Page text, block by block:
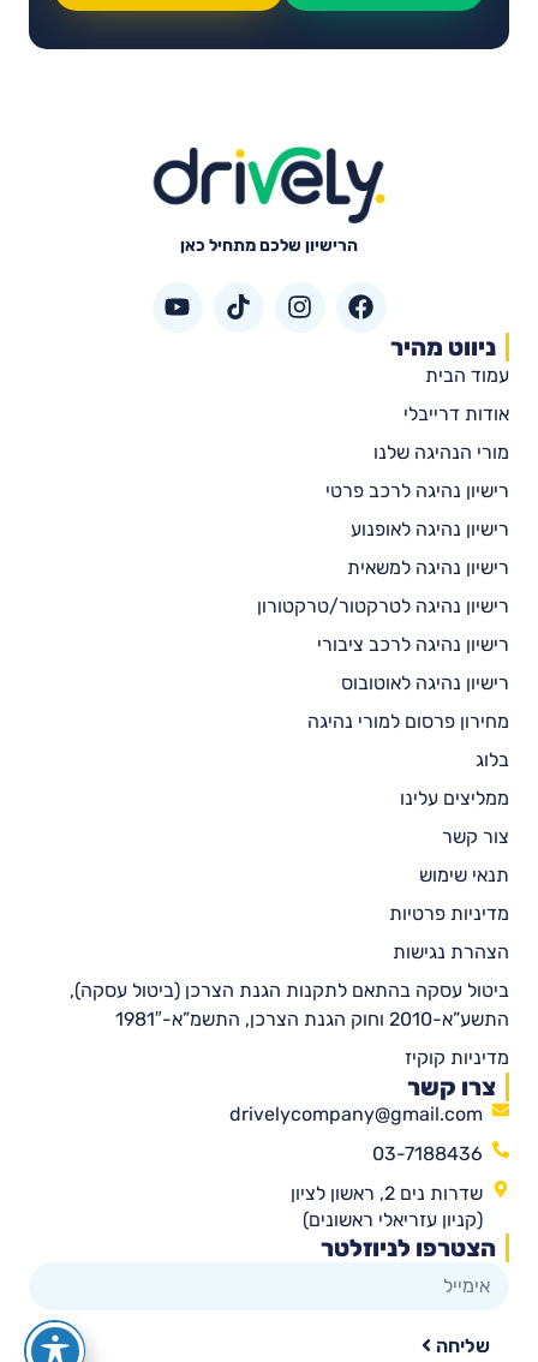
הרישיון שלכם מתחיל כאן
ניווט מהיר
עמוד הבית
אודות דרייבלי
מורי הנהיגה שלנו
רישיון נהיגה לרכב פרטי
רישיון נהיגה לאופנוע
רישיון נהיגה למשאית
רישיון נהיגה לטרקטור/טרקטורון
רישיון נהיגה לרכב ציבורי
רישיון נהיגה לאוטובוס
מחירון פרסום למורי נהיגה
בלוג
ממליצים עלינו
צור קשר
תנאי שימוש
מדיניות פרטיות
הצהרת נגישות
ביטול עסקה בהתאם לתקנות הגנת הצרכן (ביטול עסקה),
התשע”א-2010 וחוק הגנת הצרכן, התשמ”א-1981″
מדיניות קוקיז
צרו קשר
drivelycompany@gmail.com
03-7188436
שדרות נים 2, ראשון לציון
(קניון עזריאלי ראשונים)
הצטרפו לניוזלטר
שליחה